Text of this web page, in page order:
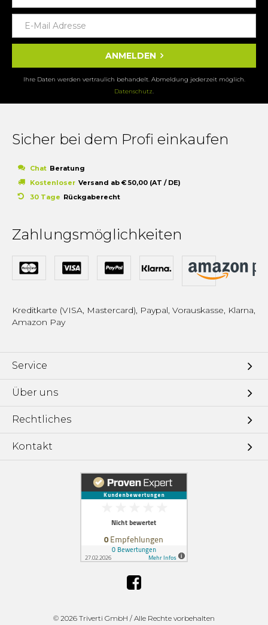
ANMELDEN
Ihre Daten werden vertraulich behandelt. Abmeldung jederzeit möglich.
Datenschutz
Sicher bei dem Profi einkaufen
Chat Beratung
Kostenloser Versand ab € 50,00 (AT / DE)
30 Tage Rückgaberecht
Zahlungsmöglichkeiten
Kreditkarte (VISA, Mastercard), Paypal, Vorauskasse, Klarna,
Amazon Pay
Service
Über uns
Rechtliches
Kontakt
© 2026 Triverti GmbH / Alle Rechte vorbehalten